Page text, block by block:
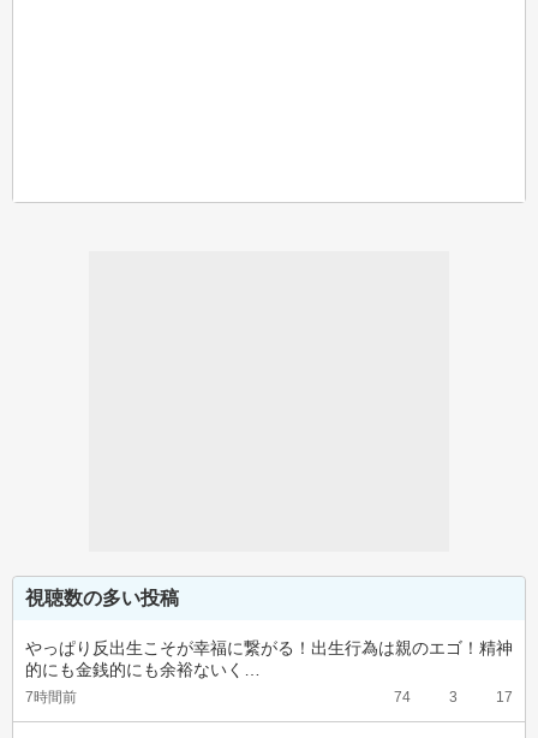
視聴数の多い投稿
やっぱり反出生こそが幸福に繋がる！出生行為は親のエゴ！精神
的にも金銭的にも余裕ないく…
7時間前 74 3 17